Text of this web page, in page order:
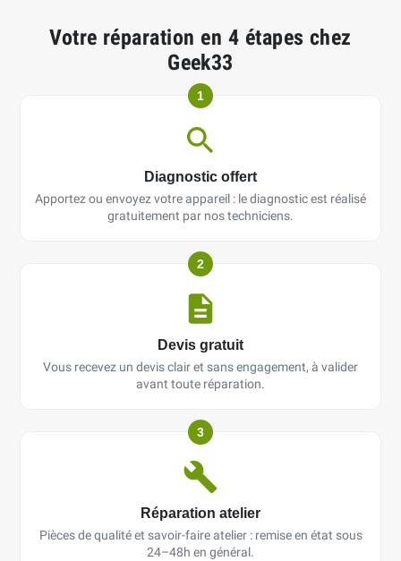
Votre réparation en 4 étapes chez
Geek33
1
Diagnostic offert
Apportez ou envoyez votre appareil : le diagnostic est réalisé
gratuitement par nos techniciens.
2
Devis gratuit
Vous recevez un devis clair et sans engagement, à valider
avant toute réparation.
3
Réparation atelier
Pièces de qualité et savoir-faire atelier : remise en état sous
24–48h en général.